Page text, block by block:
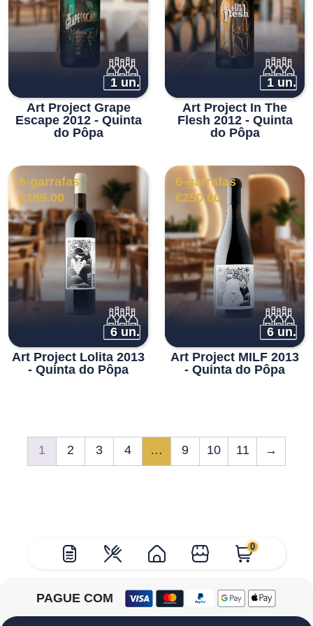
0
1 un.
Art Project Grape
Escape 2012 - Quinta
do Pôpa
1 un.
Art Project In The
Flesh 2012 - Quinta
do Pôpa
6-garrafas
€169.00
6 un.
Art Project Lolita 2013
- Quinta do Pôpa
6-garrafas
€250.00
6 un.
Art Project MILF 2013
- Quinta do Pôpa
1 2 3 4 … 9 10 11 →
PAGUE COM